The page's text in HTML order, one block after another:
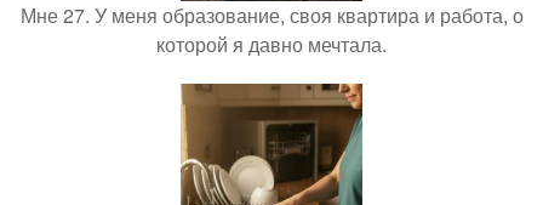
Мне 27. У меня образование, своя квартира и работа, о
которой я давно мечтала.